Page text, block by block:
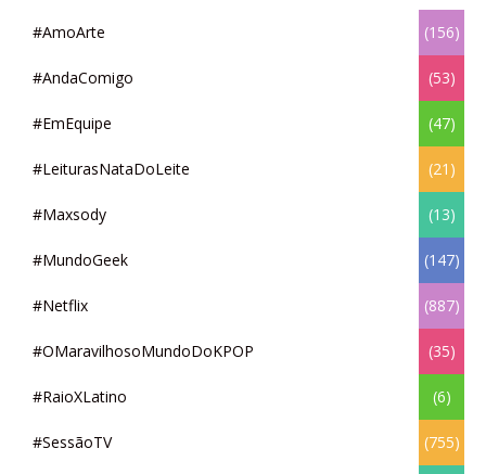
#AmoArte (156)
#AndaComigo (53)
#EmEquipe (47)
#LeiturasNataDoLeite (21)
#Maxsody (13)
#MundoGeek (147)
#Netflix (887)
#OMaravilhosoMundoDoKPOP (35)
#RaioXLatino (6)
#SessãoTV (755)